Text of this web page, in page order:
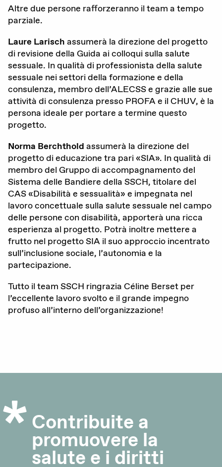
Consulenza
Emergenze
La nostra organizzazione
I nostri obiettivi
Membri
Partner
Rapporto annuale
Sostenerci
Donare adesso
Altre due persone rafforzeranno il team a tempo
parziale.
Laure Larisch assumerà la direzione del progetto
di revisione della Guida ai colloqui sulla salute
sessuale. In qualità di professionista della salute
sessuale nei settori della formazione e della
consulenza, membro dell’ALECSS e grazie alle sue
attività di consulenza presso PROFA e il CHUV, è la
persona ideale per portare a termine questo
progetto.
Norma Berchthold assumerà la direzione del
progetto di educazione tra pari «SIA». In qualità di
membro del Gruppo di accompagnamento del
Sistema delle Bandiere della SSCH, titolare del
CAS «Disabilità e sessualità» e impegnata nel
lavoro concettuale sulla salute sessuale nel campo
delle persone con disabilità, apporterà una ricca
esperienza al progetto. Potrà inoltre mettere a
frutto nel progetto SIA il suo approccio incentrato
sull’inclusione sociale, l’autonomia e la
partecipazione.
Tutto il team SSCH ringrazia Céline Berset per
l’eccellente lavoro svolto e il grande impegno
profuso all’interno dell’organizzazione!
Contribuite a
promuovere la
salute e i diritti